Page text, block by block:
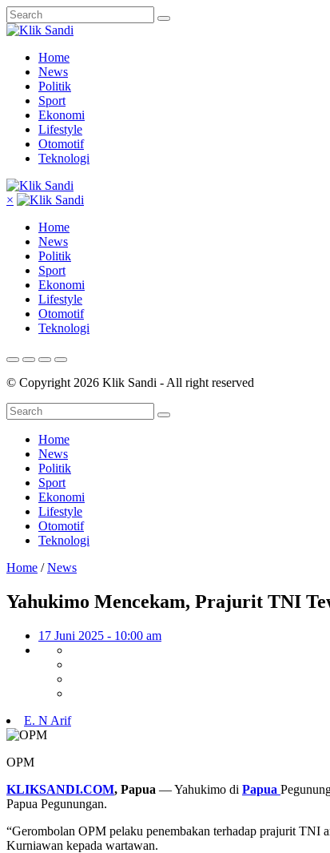
Home
News
Politik
Sport
Ekonomi
Lifestyle
Otomotif
Teknologi
×
Home
News
Politik
Sport
Ekonomi
Lifestyle
Otomotif
Teknologi
© Copyright 2026 Klik Sandi - All right reserved
Home
News
Politik
Sport
Ekonomi
Lifestyle
Otomotif
Teknologi
Home /News
Yahukimo Mencekam, Prajurit TNI
17 Juni 2025 - 10:00 am
E. N Arif
OPM
KLIKSANDI.COM, Papua — Yahukimo di Papua
Papua Pegunungan.
“Gerombolan OPM pelaku penembakan terhadap prajurit
Kurniawan kepada wartawan.